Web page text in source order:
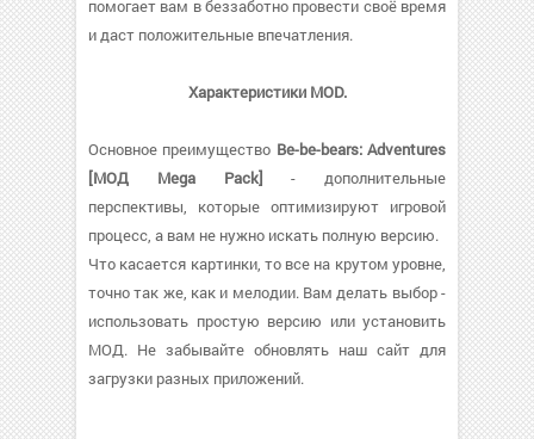
помогает вам в беззаботно провести своё время
и даст положительные впечатления.
Характеристики MOD.
Основное преимущество Be-be-bears: Adventures
[МОД Mega Pack] - дополнительные
перспективы, которые оптимизируют игровой
процесс, а вам не нужно искать полную версию.
Что касается картинки, то все на крутом уровне,
точно так же, как и мелодии. Вам делать выбор -
использовать простую версию или установить
МОД. Не забывайте обновлять наш сайт для
загрузки разных приложений.